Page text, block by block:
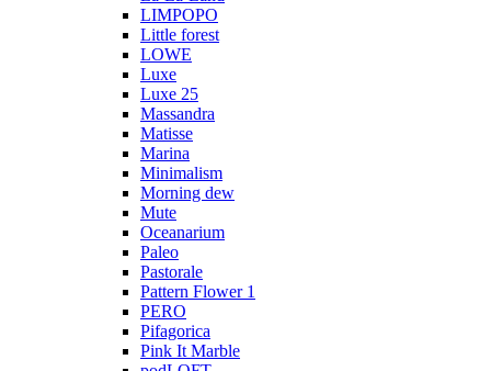
LIMPOPO
Little forest
LOWE
Luxe
Luxe 25
Massandra
Matisse
Marina
Minimalism
Morning dew
Mute
Oceanarium
Paleo
Pastorale
Pattern Flower 1
PERO
Pifagorica
Pink It Marble